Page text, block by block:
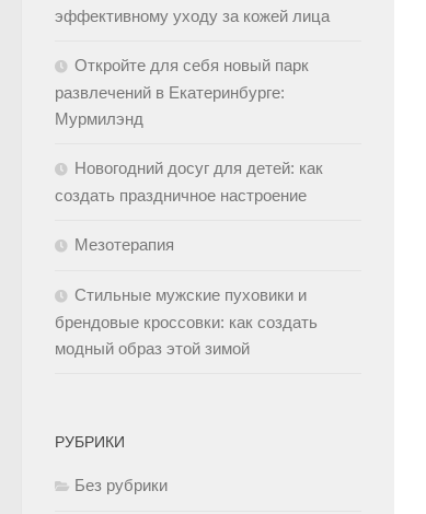
эффективному уходу за кожей лица
Откройте для себя новый парк
развлечений в Екатеринбурге:
Мурмилэнд
Новогодний досуг для детей: как
создать праздничное настроение
Мезотерапия
Стильные мужские пуховики и
брендовые кроссовки: как создать
модный образ этой зимой
РУБРИКИ
Без рубрики